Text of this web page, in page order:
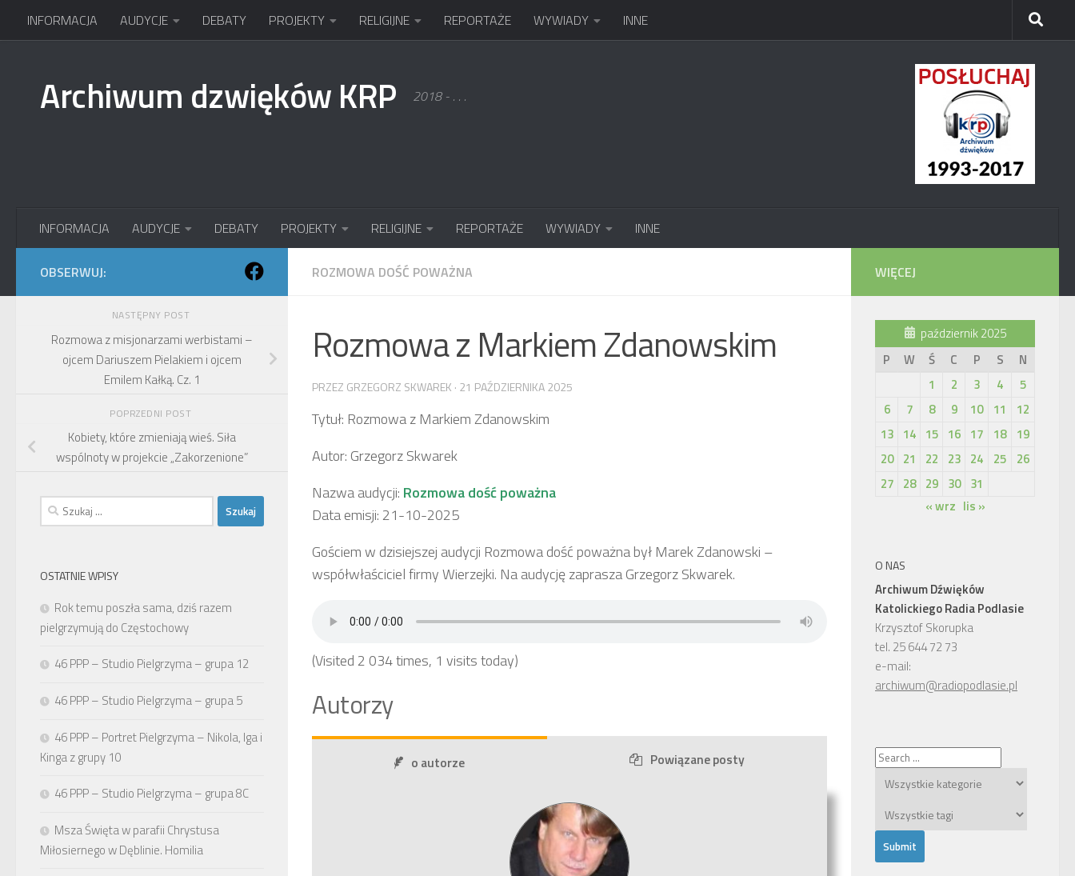
Przejdź do treści
INFORMACJA AUDYCJE DEBATY PROJEKTY RELIGIJNE REPORTAŻE WYWIADY INNE
Archiwum dzwięków KRP 2018 - . . .
INFORMACJA AUDYCJE DEBATY PROJEKTY RELIGIJNE REPORTAŻE WYWIADY INNE
ROZMOWA DOŚĆ POWAŻNA
Rozmowa z Markiem Zdanowskim
PRZEZ GRZEGORZ SKWAREK · 21 PAŹDZIERNIKA 2025
Tytuł: Rozmowa z Markiem Zdanowskim
Autor: Grzegorz Skwarek
Nazwa audycji: Rozmowa dość poważna
Data emisji: 21-10-2025
Gościem w dzisiejszej audycji Rozmowa dość poważna był Marek Zdanowski –
współwłaściciel firmy Wierzejki. Na audycję zaprasza Grzegorz Skwarek.
(Visited 2 034 times, 1 visits today)
Autorzy
o autorze Powiązane posty
OBSERWUJ:
NASTĘPNY POST
Rozmowa z misjonarzami werbistami –
ojcem Dariuszem Pielakiem i ojcem
Emilem Kałką. Cz. 1
POPRZEDNI POST
Kobiety, które zmieniają wieś. Siła
wspólnoty w projekcie „Zakorzenione”
Szukaj:
OSTATNIE WPISY
Rok temu poszła sama, dziś razem
pielgrzymują do Częstochowy
46 PPP – Studio Pielgrzyma – grupa 12
46 PPP – Studio Pielgrzyma – grupa 5
46 PPP – Portret Pielgrzyma – Nikola, Iga i
Kinga z grupy 10
46 PPP – Studio Pielgrzyma – grupa 8C
Msza Święta w parafii Chrystusa
Miłosiernego w Dęblinie. Homilia
WIĘCEJ
październik 2025
P
W Ś C P S
N
1
2 3 4
5
6
7 8 9 10 11
12
13 14 15 16 17 18
19
20 21 22 23 24 25
26
27 28 29 30 31
« wrz lis »
O NAS
Archiwum Dźwięków
Katolickiego Radia Podlasie
Krzysztof Skorupka
tel. 25 644 72 73
e-mail:
archiwum@radiopodlasie.pl